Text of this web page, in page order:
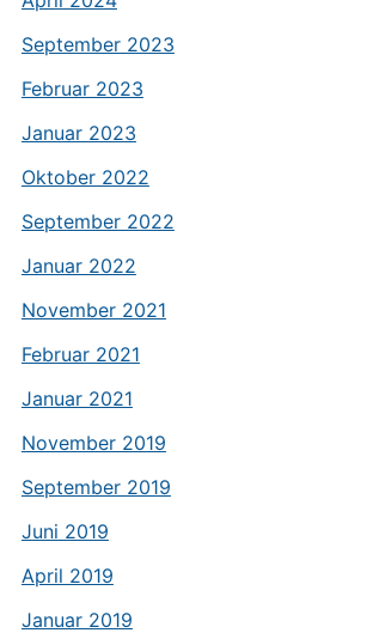
September 2023
Februar 2023
Januar 2023
Oktober 2022
September 2022
Januar 2022
November 2021
Februar 2021
Januar 2021
November 2019
September 2019
Juni 2019
April 2019
Januar 2019